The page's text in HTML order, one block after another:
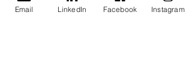
Email LinkedIn Facebook Instagram